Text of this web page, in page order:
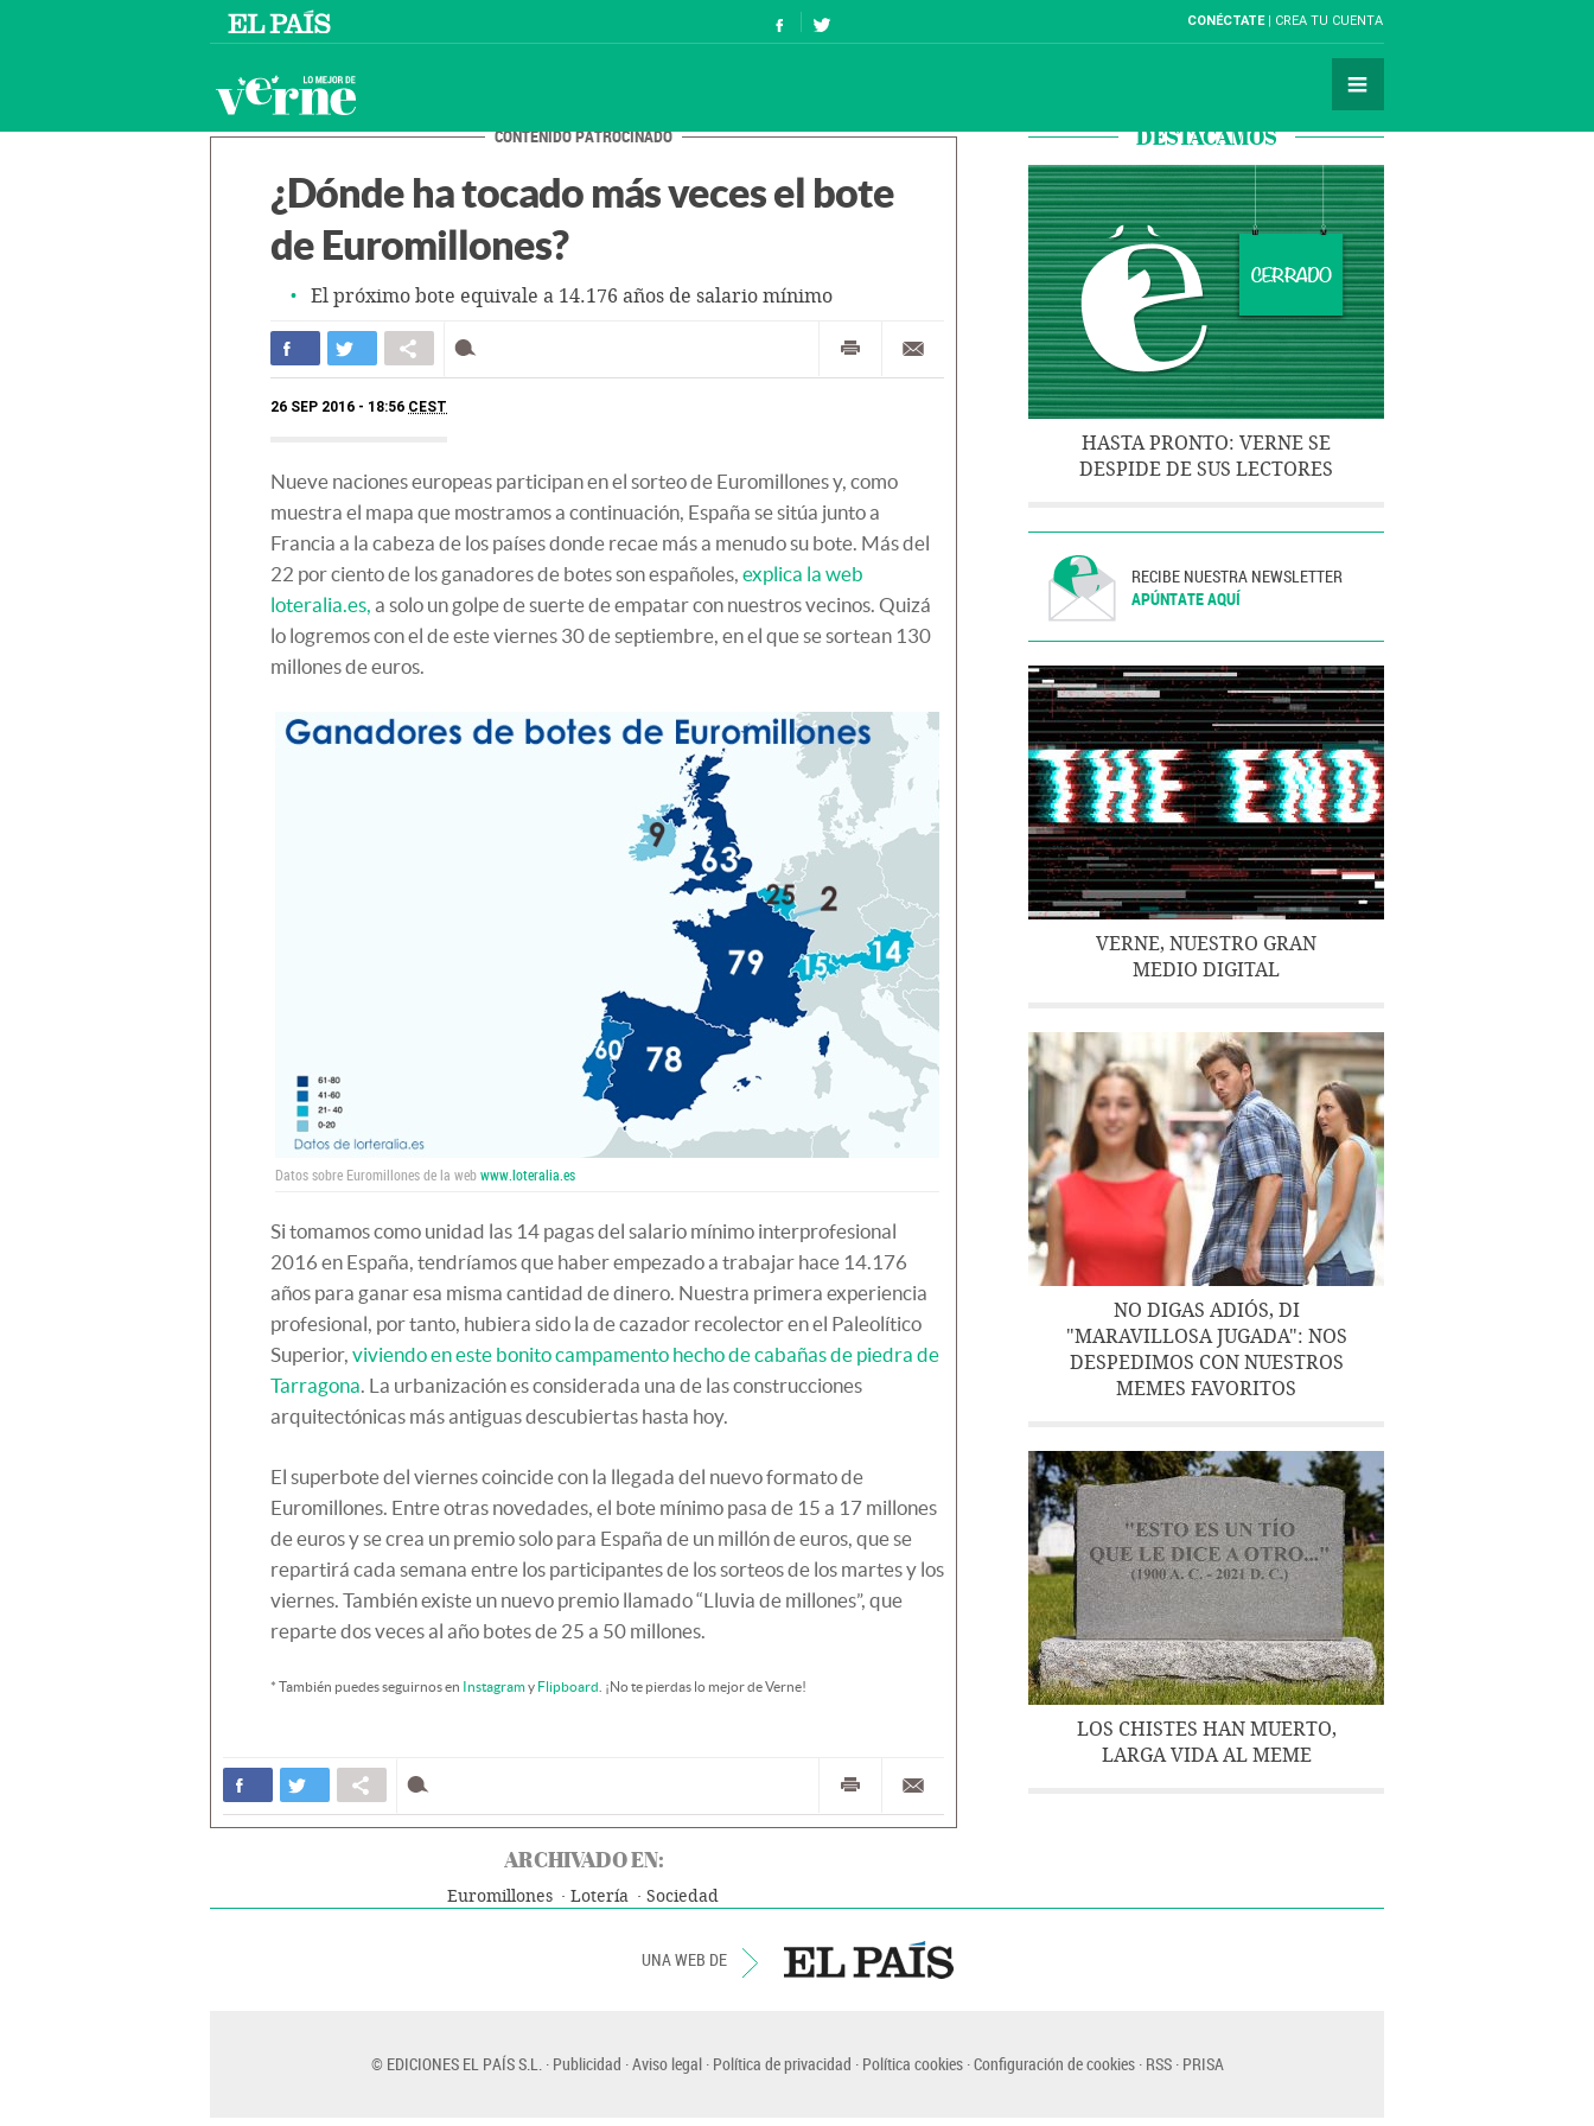
CONÉCTATE CREA TU CUENTA
CONTENIDO PATROCINADO
¿Dónde ha tocado más veces el bote
de Euromillones?
El próximo bote equivale a 14.176 años de salario mínimo
26 SEP 2016 - 18:56 CEST
Nueve naciones europeas participan en el sorteo de Euromillones y, como
muestra el mapa que mostramos a continuación, España se sitúa junto a
Francia a la cabeza de los países donde recae más a menudo su bote. Más del
22 por ciento de los ganadores de botes son españoles, explica la web
loteralia.es, a solo un golpe de suerte de empatar con nuestros vecinos. Quizá
lo logremos con el de este viernes 30 de septiembre, en el que se sortean 130
millones de euros.
Datos sobre Euromillones de la webwww.loteralia.es
Si tomamos como unidad las 14 pagas del salario mínimo interprofesional
2016 en España, tendríamos que haber empezado a trabajar hace 14.176
años para ganar esa misma cantidad de dinero. Nuestra primera experiencia
profesional, por tanto, hubiera sido la de cazador recolector en el Paleolítico
Superior, viviendo en este bonito campamento hecho de cabañas de piedra de
Tarragona. La urbanización es considerada una de las construcciones
arquitectónicas más antiguas descubiertas hasta hoy.
El superbote del viernes coincide con la llegada del nuevo formato de
Euromillones. Entre otras novedades, el bote mínimo pasa de 15 a 17 millones
de euros y se crea un premio solo para España de un millón de euros, que se
repartirá cada semana entre los participantes de los sorteos de los martes y los
viernes. También existe un nuevo premio llamado “Lluvia de millones”, que
reparte dos veces al año botes de 25 a 50 millones.
* También puedes seguirnos en Instagramy Flipboard . ¡No te pierdas lo mejor de Verne!
ARCHIVADO EN:
Euromillones Lotería Sociedad
DESTACAMOS
HASTA PRONTO: VERNE SE
DESPIDE DE SUS LECTORES
RECIBE NUESTRA NEWSLETTER
APÚNTATE AQUÍ
VERNE, NUESTRO GRAN
MEDIO DIGITAL
NO DIGAS ADIÓS, DI
"MARAVILLOSA JUGADA": NOS
DESPEDIMOS CON NUESTROS
MEMES FAVORITOS
LOS CHISTES HAN MUERTO,
LARGA VIDA AL MEME
UNA WEB DE
© EDICIONES EL PAÍS S.L. Publicidad Aviso legal Política de privacidad Política cookies Configuración de cookies RSS PRISA